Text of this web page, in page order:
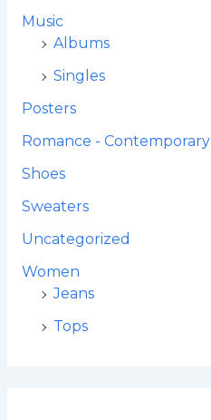
Music
Albums
Singles
Posters
Romance - Contemporary
Shoes
Sweaters
Uncategorized
Women
Jeans
Tops